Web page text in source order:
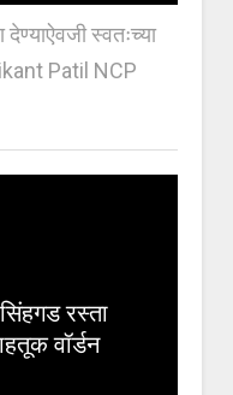
स्वतःच्या
Patil NCP
रस्ता
वॉर्डन